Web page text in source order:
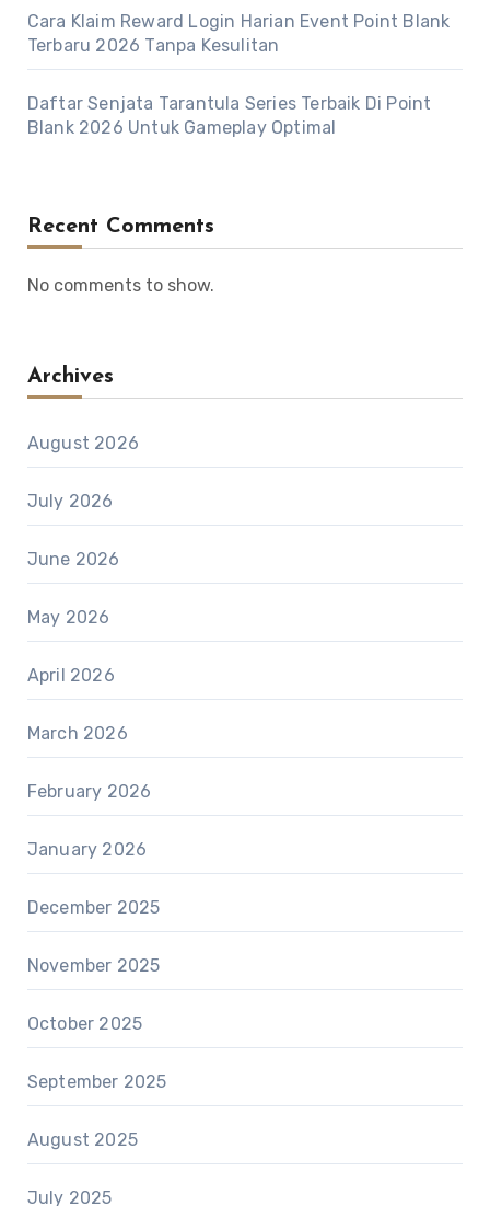
Cara Klaim Reward Login Harian Event Point Blank
Terbaru 2026 Tanpa Kesulitan
Daftar Senjata Tarantula Series Terbaik Di Point
Blank 2026 Untuk Gameplay Optimal
Recent Comments
No comments to show.
Archives
August 2026
July 2026
June 2026
May 2026
April 2026
March 2026
February 2026
January 2026
December 2025
November 2025
October 2025
September 2025
August 2025
July 2025